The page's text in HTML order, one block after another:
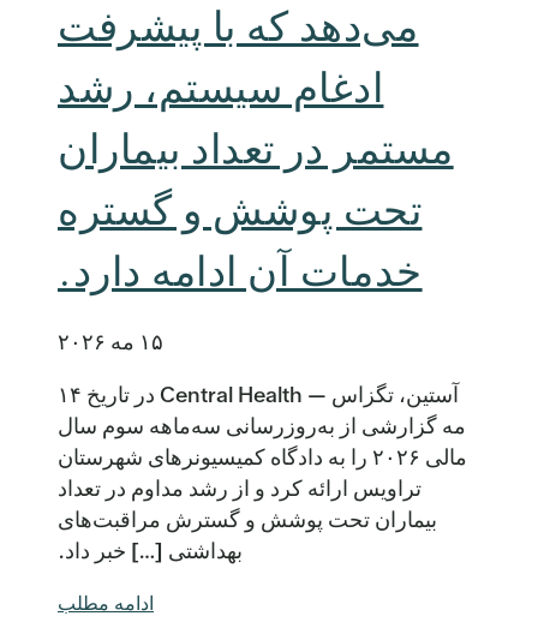
می‌دهد که با پیشرفت
ادغام سیستم، رشد
مستمر در تعداد بیماران
تحت پوشش و گستره
خدمات آن ادامه دارد.
۱۵ مه ۲۰۲۶
آستین، تگزاس — Central Health در تاریخ ۱۴
مه گزارشی از به‌روزرسانی سه‌ماهه سوم سال
مالی ۲۰۲۶ را به دادگاه کمیسیونرهای شهرستان
تراویس ارائه کرد و از رشد مداوم در تعداد
بیماران تحت پوشش و گسترش مراقبت‌های
بهداشتی […] خبر داد.
ادامه مطلب